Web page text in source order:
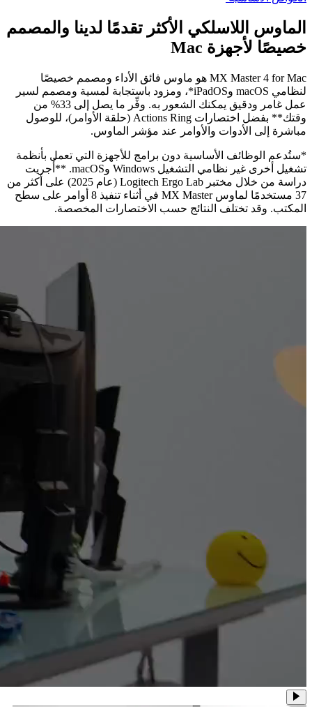
الماوس اللاسلكي الأكثر تقدمًا لدينا والمصمم
خصيصًا لأجهزة Mac
MX Master 4 for Mac هو ماوس فائق الأداء ومصمم خصيصًا
لنظامي macOS وiPadOS*، ومزود باستجابة لمسية ومصمم لسير
عمل غامر ودقيق يمكنك الشعور به. وفِّر ما يصل إلى 33% من
وقتك** بفضل اختصارات Actions Ring (حلقة الأوامر)، للوصول
مباشرة إلى الأدوات والأوامر عند مؤشر الماوس.
*ستُدعم الوظائف الأساسية دون برامج للأجهزة التي تعمل بأنظمة
تشغيل أخرى غير نظامي التشغيل Windows وmacOS. **أُجريت
دراسة من خلال مختبر ‎Logitech Ergo Lab‏ (عام 2025) على أكثر من
37 مستخدمًا لماوس MX Master في أثناء تنفيذ 8 أوامر على سطح
المكتب. وقد تختلف النتائج حسب الاختصارات المخصصة.